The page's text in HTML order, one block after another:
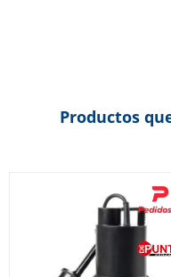
Productos